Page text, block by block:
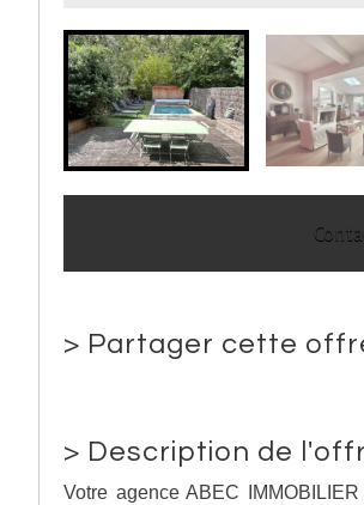
> Partager cette
> Description de
Votre agence ABEC